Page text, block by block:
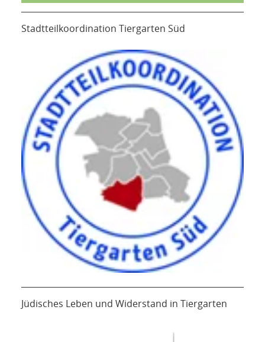
Stadtteilkoordination Tiergarten Süd
Jüdisches Leben und Widerstand in Tiergarten